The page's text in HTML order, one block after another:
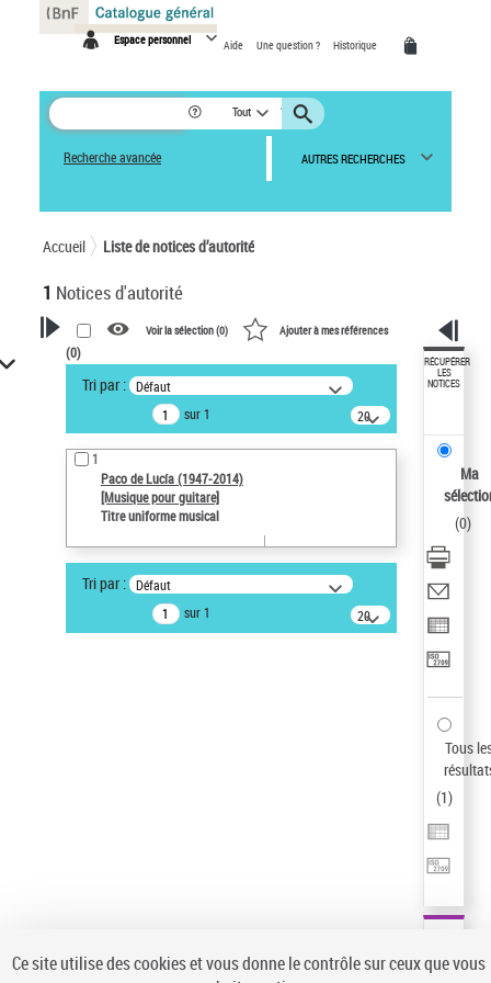
Espace personnel Aide Une question ? Historique
Tout
Recherche avancée AUTRES RECHERCHES
Accueil Liste de notices d’autorité
1 Notices d'autorité
VOTRE RECHERCHE
Recherche avancée dans les
notices d’autorité
Œuvres liées à l'auteur :
Paco de Lucía (1947-2014)
Type de notice d'autorité
Œuvre
Titre uniforme musical
Voir la sélection (0) Ajouter à mes références
(0)
Tri par : Défaut
sur 1
20
résultats/page
1
Paco de Lucía (1947-2014)
[Musique pour guitare]
Titre uniforme musical
Tri par : Défaut
sur 1
20
résultats/page
RÉCUPÉRER
LES
NOTICES
Ma
(0)
Tous
(1)
Panneau de gestion des cookies
Ce site utilise des cookies et vous donne le contrôle sur ceux que vous